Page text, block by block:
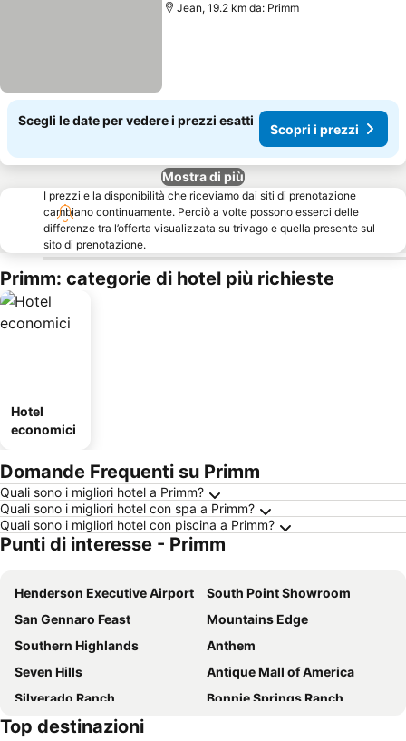
Jean, 19.2 km da: Primm
Scegli le date per vedere i prezzi esatti
Scopri i prezzi
Mostra di più
I prezzi e la disponibilità che riceviamo dai siti di prenotazione
cambiano continuamente. Perciò a volte possono esserci delle
differenze tra l’offerta visualizzata su trivago e quella presente sul
sito di prenotazione.
Primm: categorie di hotel più richieste
Hotel
economici
Domande Frequenti su Primm
Quali sono i migliori hotel a Primm?
Quali sono i migliori hotel con spa a Primm?
Quali sono i migliori hotel con piscina a Primm?
Punti di interesse - Primm
Henderson Executive Airport
South Point Showroom
San Gennaro Feast
Mountains Edge
Southern Highlands
Anthem
Seven Hills
Antique Mall of America
Silverado Ranch
Bonnie Springs Ranch
Top destinazioni